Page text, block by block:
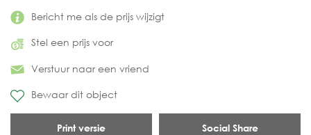
Bericht me als de prijs wijzigt
Stel een prijs voor
Verstuur naar een vriend
Bewaar dit object
Print versie Social Share